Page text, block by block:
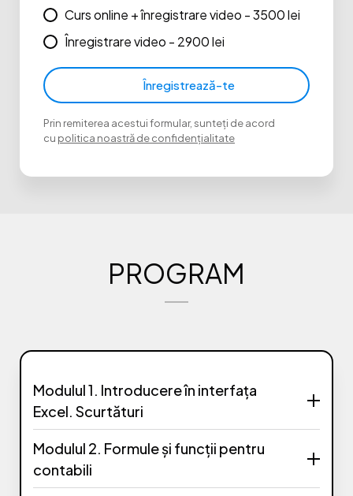
Curs online + înregistrare video - 3500 lei
Înregistrare video - 2900 lei
Înregistrează-te
Prin remiterea acestui formular, sunteți de acord
cu politica noastră de confidențialitate
PROGRAM
Modulul 1. Introducere în interfața
Excel. Scurtături
Navigarea între file și utilizarea scurtăturilor
de tastatură pentru a accelera procesele
Crearea și formatarea tabelelor: utilizarea
filtrelor și a sortării pentru a analiza rapid
Modulul 2. Formule și funcții pentru
contabili
Funcții matematice (SUM, SUMIF, SUMIFS)